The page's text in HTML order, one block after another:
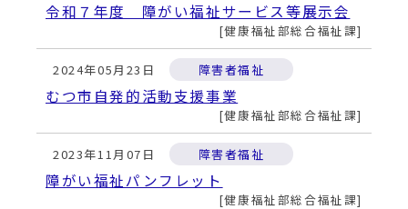
令和７年度 障がい福祉サービス等展示会
健康福祉部総合福祉課
2024年05月23日 障害者福祉
むつ市自発的活動支援事業
健康福祉部総合福祉課
2023年11月07日 障害者福祉
障がい福祉パンフレット
健康福祉部総合福祉課